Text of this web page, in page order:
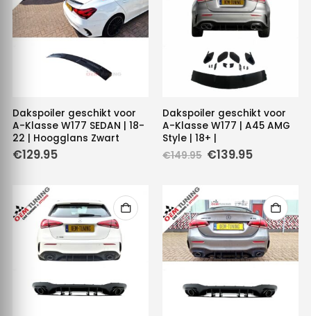
Dakspoiler geschikt voor
A-Klasse W177 SEDAN | 18-
22 | Hoogglans Zwart
€129.95
Dakspoiler geschikt voor
A-Klasse W177 | A45 AMG
Style | 18+ |
€149.95 Oorspronkelijke
€139.95Huidige